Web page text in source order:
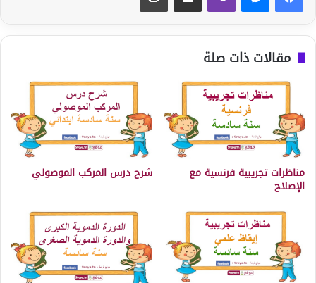
مقالات ذات صلة
مناظرات تجريبية فرنسية مع
الإصلاح
شرح درس المركب الموصولي